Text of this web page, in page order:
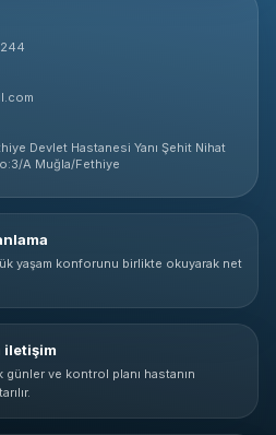
Devlet Hastanesi Yanı Şehit Nihat
A Muğla/Fethiye
yaşam konforunu birlikte okuyarak net
iletişim
günler ve kontrol planı hastanın